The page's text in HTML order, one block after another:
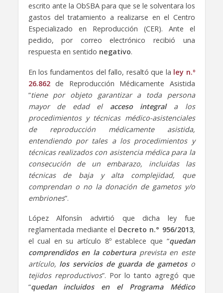
escrito ante la ObSBA para que se le solventara los
gastos del tratamiento a realizarse en el Centro
Especializado en Reproducción (CER). Ante el
pedido, por correo electrónico recibió una
respuesta en sentido negativo.
En los fundamentos del fallo, resaltó que la ley n.º
26.862de Reproducción Médicamente Asistida
“tiene por objeto garantizar a toda persona
mayor de edad el acceso integrala los
procedimientos y técnicas médico-asistenciales
de reproducción médicamente asistida,
entendiendo por tales a los procedimientos y
técnicas realizados con asistencia médica para la
consecución de un embarazo,
incluidas las
técnicas de baja y alta complejidad, que
comprendan o no la donación de gametos y/o
embriones”.
López Alfonsín advirtió que dicha ley fue
reglamentada mediante el Decreto n.° 956/2013,
el cual en su artículo 8º establece que “quedan
comprendidos en la cobertura prevista en este
artículo, los servicios de guarda de gametos o
tejidos reproductivos”. Por lo tanto agregó que
“quedan incluidos en el Programa Médico